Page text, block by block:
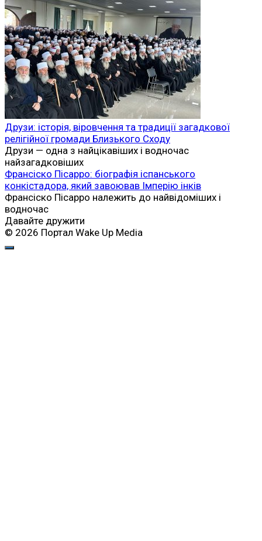
Друзи: історія, віровчення та традиції загадкової
релігійної громади Близького Сходу
Друзи — одна з найцікавіших і водночас
найзагадковіших
Франсіско Пісарро: біографія іспанського
конкістадора, який завоював Імперію інків
Франсіско Пісарро належить до найвідоміших і
водночас
Давайте дружити
© 2026 Портал Wake Up Media